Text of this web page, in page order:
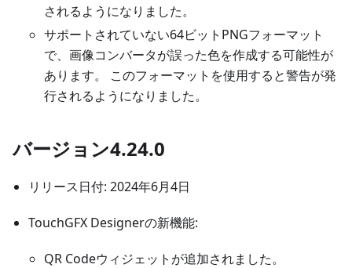
されるようになりました。
サポートされていない64ビットPNGフォーマット
で、画像コンバータが誤った色を作成する可能性が
あります。 このフォーマットを使用すると警告が発
行されるようになりました。
バージョン4.24.0
リリース日付: 2024年6月4日
TouchGFX Designerの新機能:
QR Codeウィジェットが追加されました。